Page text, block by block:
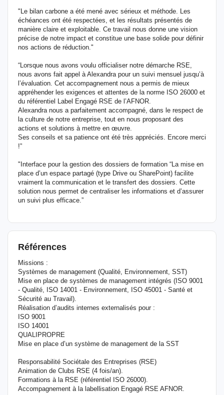
"Le bilan carbone a été mené avec sérieux et méthode. Les
échéances ont été respectées, et les résultats présentés de
manière claire et exploitable. Ce travail nous donne une vision
précise de notre impact et constitue une base solide pour définir
nos actions de réduction."
“Lorsque nous avons voulu officialiser notre démarche RSE,
nous avons fait appel à Alexandra pour un suivi mensuel jusqu’à
l’évaluation. Cet accompagnement nous a permis de mieux
appréhender les exigences et attentes de la norme ISO 26000 et
du référentiel Label Engagé RSE de l’AFNOR.
Alexandra nous a parfaitement accompagné, dans le respect de
la culture de notre entreprise, tout en nous proposant des
actions et solutions à mettre en œuvre.
Ses conseils et sa patience ont été très appréciés. Encore merci
!”
"Interface pour la gestion des dossiers de formation “La mise en
place d’un espace partagé (type Drive ou SharePoint) facilite
vraiment la communication et le transfert des dossiers. Cette
solution nous permet de centraliser les informations et d’assurer
un suivi plus efficace.”
Références
Missions :
Systèmes de management (Qualité, Environnement, SST)
Mise en place de systèmes de management intégrés (ISO 9001
- Qualité, ISO 14001 - Environnement, ISO 45001 - Santé et
Sécurité au Travail).
Réalisation d’audits internes externalisés pour :
ISO 9001
ISO 14001
QUALIPROPRE
Mise en place d’un système de management de la SST
Responsabilité Sociétale des Entreprises (RSE)
Animation de Clubs RSE (4 fois/an).
Formations à la RSE (référentiel ISO 26000).
Accompagnement à la labellisation Engagé RSE AFNOR.